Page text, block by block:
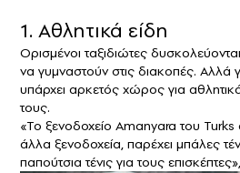
1. Αθλητικά είδη
Ορισμένοι ταξιδιώτες
να γυμναστούν στις διακοπές. Αλλά
υπάρχει αρκετός χώρος για
τους.
«Το ξενοδοχείο Amanyara του
άλλα ξενοδοχεία, παρέχει μπάλες
παπούτσια τένις για τους